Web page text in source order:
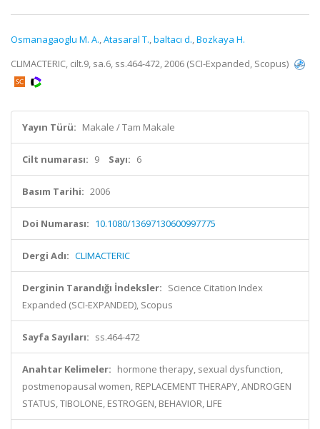
Osmanagaoglu M. A.,Atasaral T.,baltacı d.,Bozkaya H.
CLIMACTERIC, cilt.9, sa.6, ss.464-472, 2006 (SCI-Expanded, Scopus)
Yayın Türü: Makale / Tam Makale
Cilt numarası: 9 Sayı: 6
Basım Tarihi: 2006
Doi Numarası: 10.1080/13697130600997775
Dergi Adı: CLIMACTERIC
Derginin Tarandığı İndeksler: Science Citation Index
Expanded (SCI-EXPANDED), Scopus
Sayfa Sayıları: ss.464-472
Anahtar Kelimeler: hormone therapy, sexual dysfunction,
postmenopausal women, REPLACEMENT THERAPY, ANDROGEN
STATUS, TIBOLONE, ESTROGEN, BEHAVIOR, LIFE